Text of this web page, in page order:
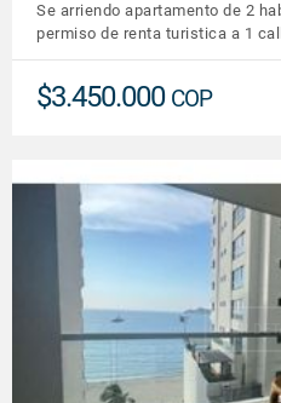
Se arriendo apartamento de 2
permiso de renta turistica a 1
$3.450.000 COP
VER